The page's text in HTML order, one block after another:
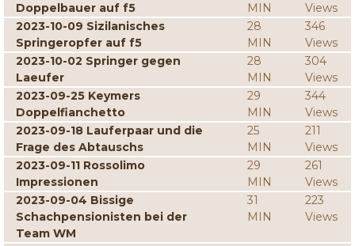
Doppelbauer auf f5
MIN
Views
2023-10-09 Sizilanisches
Springeropfer auf f5
28
MIN
346
Views
2023-10-02 Springer gegen
Laeufer
28
MIN
304
Views
2023-09-25 Keymers
Doppelfianchetto
29
MIN
344
Views
2023-09-18 Lauferpaar und die
Frage des Abtauschs
25
MIN
211
Views
2023-09-11 Rossolimo
Impressionen
29
MIN
261
Views
2023-09-04 Bissige
Schachpensionisten bei der
Team WM
31
MIN
223
Views